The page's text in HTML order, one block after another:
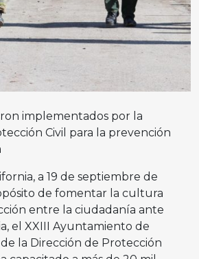
implementados por la
Civil para la prevención
a 19 de septiembre de
de fomentar la cultura
entre la ciudadanía ante
el XXIII Ayuntamiento de
la Dirección de Protección